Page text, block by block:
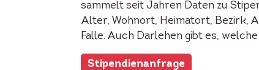
sammelt seit Jahren Daten zu
Alter, Wohnort, Heimatort, Bezirk,
Falle. Auch Darlehen gibt es,
Stipendienanfrage